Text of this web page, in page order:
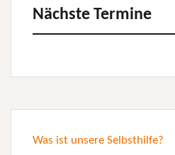
Nächste Termine
Was ist unsere Selbsthilfe?